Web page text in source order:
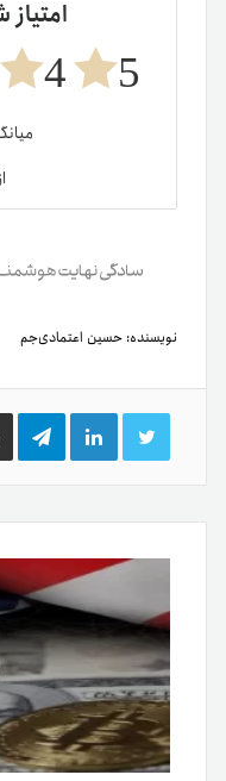
5
4
نویسنده: حسین اعتمادی‌جم
توییتر لینکدینتلگرام